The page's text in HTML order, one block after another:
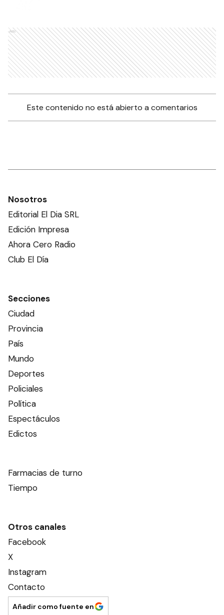
Ads
Este contenido no está abierto a comentarios
Nosotros
Editorial El Dia SRL
Edición Impresa
Ahora Cero Radio
Club El Día
Secciones
Ciudad
Provincia
País
Mundo
Deportes
Policiales
Política
Espectáculos
Edictos
Farmacias de turno
Tiempo
Otros canales
Facebook
X
Instagram
Contacto
Añadir como fuente en